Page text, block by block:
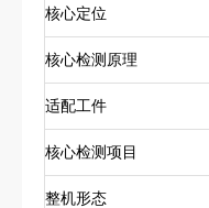
核心定位
核心检测原理
适配工件
核心检测项目
整机形态